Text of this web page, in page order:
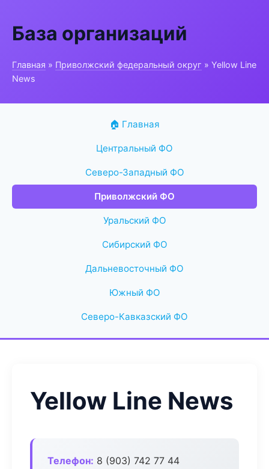
База организаций
Главная » Приволжский федеральный округ » Yellow Line
News
🏠 Главная
Центральный ФО
Северо-Западный ФО
Приволжский ФО
Уральский ФО
Сибирский ФО
Дальневосточный ФО
Южный ФО
Северо-Кавказский ФО
Yellow Line News
Телефон: 8 (903) 742 77 44